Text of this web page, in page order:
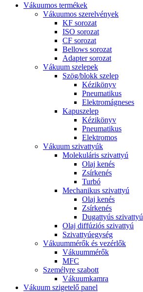
Vákuumos termékek
Vákuumos szerelvények
KF sorozat
ISO sorozat
CF sorozat
Bellows sorozat
Adapter sorozat
Vákuum szelepek
Szög/blokk szelep
Kézikönyv
Pneumatikus
Elektromágneses
Kapuszelep
Kézikönyv
Pneumatikus
Elektromos
Vákuum szivattyúk
Molekuláris szivattyú
Olaj kenés
Zsírkenés
Turbó
Mechanikus szivattyú
Olaj kenés
Zsírkenés
Dugattyús szivattyú
Olaj diffúziós szivattyú
Szivattyúegység
Vákuummérők és vezérlők
Vákuummérők
MFC
Személyre szabott
Vákuumkamra
Vákuum szigetelő panel